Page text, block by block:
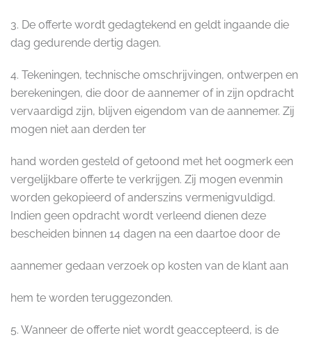
3. De offerte wordt gedagtekend en geldt ingaande die
dag gedurende dertig dagen.
4. Tekeningen, technische omschrijvingen, ontwerpen en
berekeningen, die door de aannemer of in zijn opdracht
vervaardigd zijn, blijven eigendom van de aannemer. Zij
mogen niet aan derden ter
hand worden gesteld of getoond met het oogmerk een
vergelijkbare offerte te verkrijgen. Zij mogen evenmin
worden gekopieerd of anderszins vermenigvuldigd.
Indien geen opdracht wordt verleend dienen deze
bescheiden binnen 14 dagen na een daartoe door de
aannemer gedaan verzoek op kosten van de klant aan
hem te worden teruggezonden.
5. Wanneer de offerte niet wordt geaccepteerd, is de